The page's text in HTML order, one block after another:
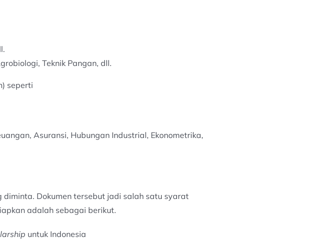
Teknik Pangan, dll.
seperti
Asuransi, Hubungan Industrial, Ekonometrika,
Dokumen tersebut jadi salah satu syarat
adalah sebagai berikut.
untuk Indonesia